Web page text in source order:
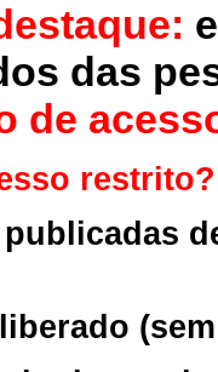
das
de
restrito?